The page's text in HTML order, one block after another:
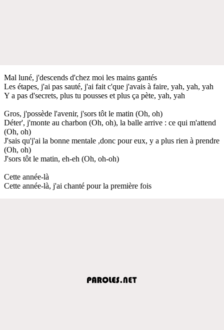
Mal luné, j'descends d'chez moi les mains gantés
Les étapes, j'ai pas sauté, j'ai fait c'que j'avais à faire, yah, yah, yah
Y a pas d'secrets, plus tu pousses et plus ça pète, yah, yah
Gros, j'possède l'avenir, j'sors tôt le matin (Oh, oh)
Déter', j'monte au charbon (Oh, oh), la balle arrive : ce qui m'attend
(Oh, oh)
J'sais qu'j'ai la bonne mentale ,donc pour eux, y a plus rien à prendre
(Oh, oh)
J'sors tôt le matin, eh-eh (Oh, oh-oh)
Cette année-là
Cette année-là, j'ai chanté pour la première fois